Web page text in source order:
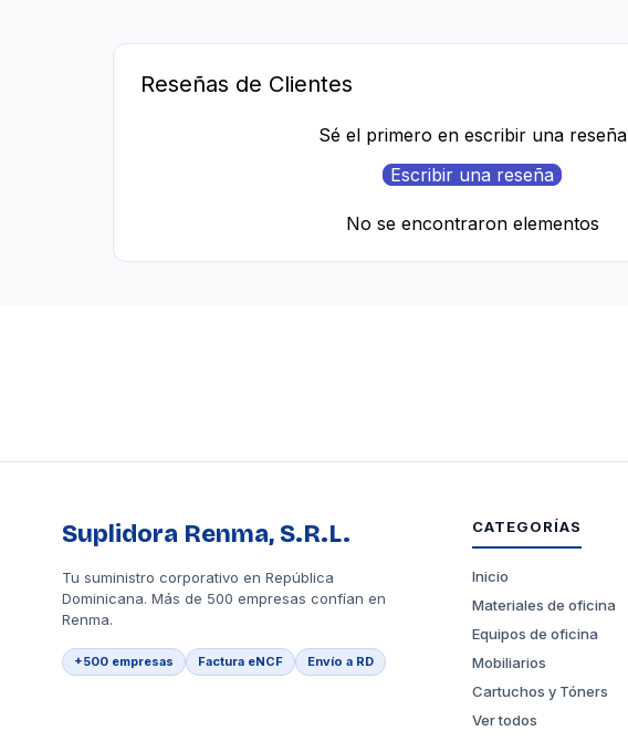
Reseñas de Clientes
Sé el primero en escribir una reseña
Escribir una reseña
No se encontraron elementos
Suplidora Renma, S.R.L.
Tu suministro corporativo en República
Dominicana. Más de 500 empresas confían en
Renma.
+500 empresas Factura eNCF Envío a RD
CATEGORÍAS
Inicio
Materiales de oficina
Equipos de oficina
Mobiliarios
Cartuchos y Tóners
Ver todos